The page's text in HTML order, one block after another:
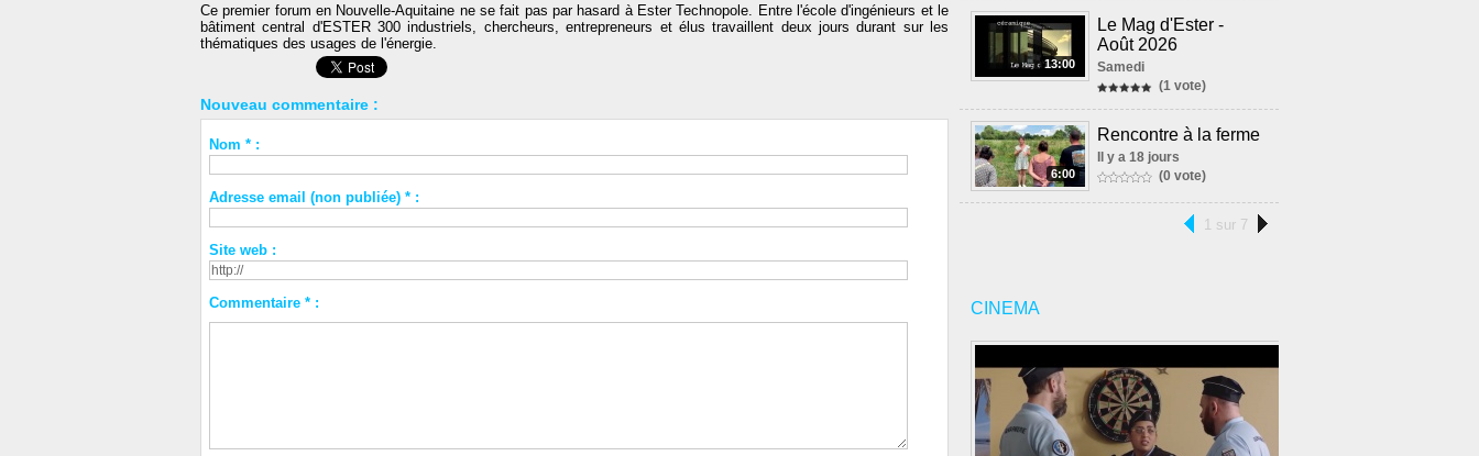
13:00
Le Mag d'Ester -
Août 2026
Samedi
(1 vote)
6:00
Rencontre à la ferme
Il y a 18 jours
(0 vote)
1 sur 7
CINEMA
Ce premier forum en Nouvelle-Aquitaine ne se fait pas par hasard à Ester Technopole. Entre l'école d'ingénieurs et le
bâtiment central d'ESTER 300 industriels, chercheurs, entrepreneurs et élus travaillent deux jours durant sur les
thématiques des usages de l'énergie.
Nouveau commentaire :
Nom * :
Adresse email (non publiée) * :
Site web :
Commentaire * :